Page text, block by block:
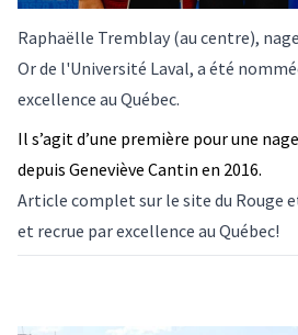
Raphaëlle Tremblay (au centre),
Or de l'Université Laval, a été
excellence au Québec.
Il s’agit d’une première pour une
depuis Geneviève Cantin en 2016.
Article complet sur le site du Rouge
et recrue par excellence au Québec!